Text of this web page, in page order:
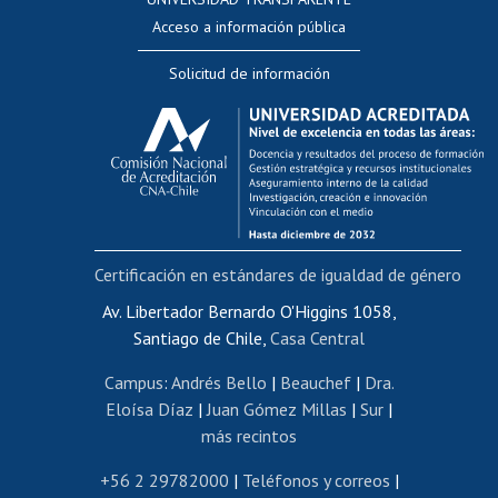
Evaluación docente
Calificación académica
Postulación al AUCAI
Funcionarias/os
Cursos internos de capacitación
Bienestar del personal
Portal de movilidad interna
Certificado de renta
Certificado de renta honorarios
Editar páginas blancas
Extranjeras/os
Revalidación y reconocimiento de títulos
Acceso a información pública
Solicitud de información
Av. Libertador Bernardo O'Higgins 1058,
Santiago de Chile, Casa Central
Campus: Andrés Bello | Beauchef| Dra.
Eloísa Díaz |Juan Gómez Millas | Sur |
más recintos
+56 2 29782000 | Teléfonos y correos |
Certificación en estándares de igualdad de género